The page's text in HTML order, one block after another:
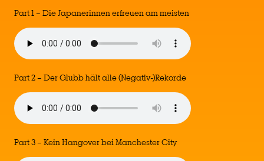
Part 1 – Die Japanerinnen erfreuen am meisten
Part 2 – Der Glubb hält alle (Negativ-)Rekorde
Part 3 – Kein Hangover bei Manchester City